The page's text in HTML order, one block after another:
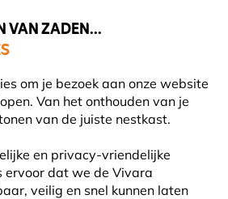
VAN ZADEN...
om je bezoek aan onze website
Van het onthouden van je
van de juiste nestkast.
en privacy-vriendelijke
ervoor dat we de Vivara
veilig en snel kunnen laten
beoordeeld in 11 landen
thuisbezorgd vanaf €49